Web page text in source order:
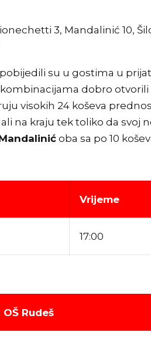
3, Mandalinić 10,
su u gostima u
dobro
visokih 24 koševa
na kraju tek toliko da
oba sa po 10
Vrijeme
17:00
Rudeš